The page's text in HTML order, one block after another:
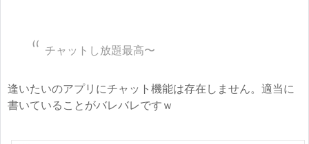
チャットし放題最高〜
逢いたいのアプリにチャット機能は存在しません。適当に
書いていることがバレバレですｗ